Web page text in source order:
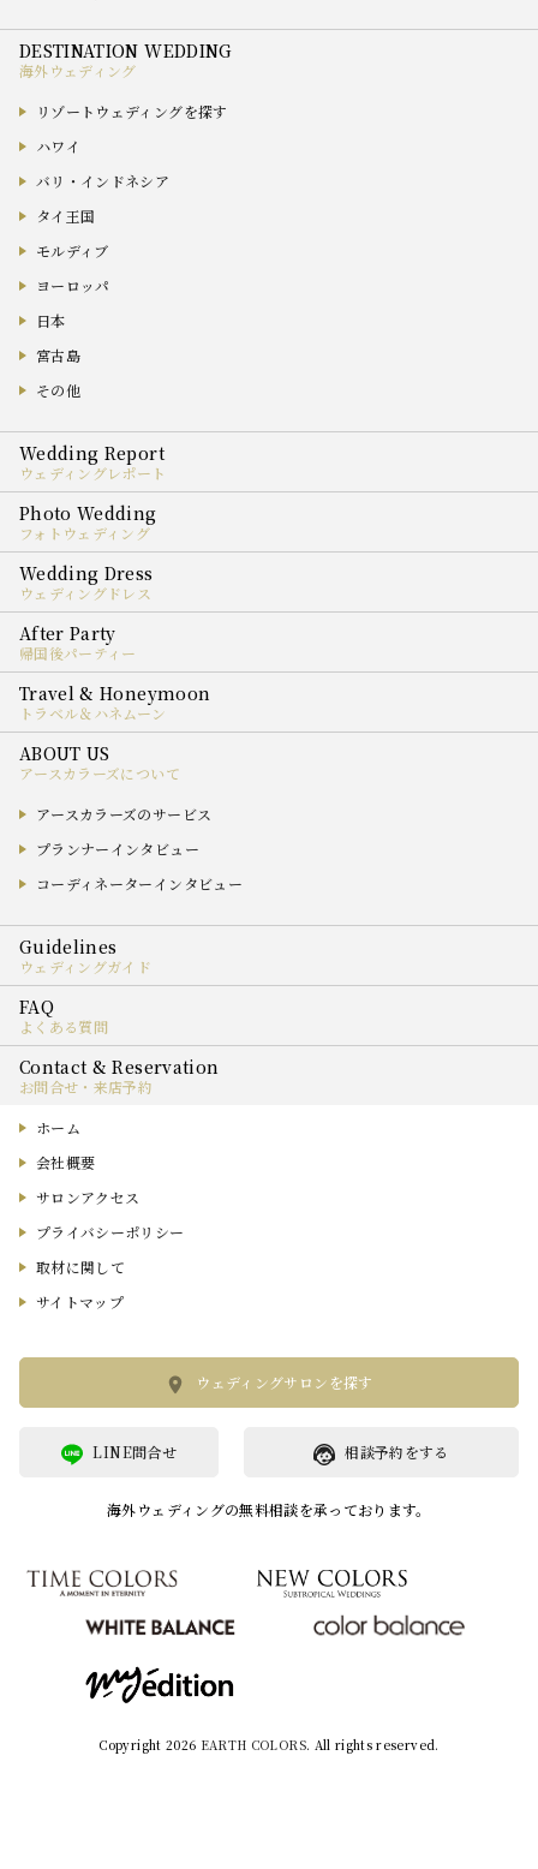
海外ウェディング
リゾートウェディングを探す
ハワイ
バリ・インドネシア
タイ王国
モルディブ
ヨーロッパ
日本
宮古島
その他
ウェディングレポート
フォトウェディング
ウェディングドレス
帰国後パーティー
トラベル＆ハネムーン
アースカラーズについて
アースカラーズのサービス
プランナーインタビュー
コーディネーターインタビュー
ウェディングガイド
よくある質問
お問合せ・来店予約
ホーム
会社概要
サロンアクセス
プライバシーポリシー
取材に関して
サイトマップ
ウェディングサロンを探す
相談予約をする
LINE問合せ
海外ウェディングの無料相談を承っております。
Copyright 2026 EARTH COLORS. All rights reserved.